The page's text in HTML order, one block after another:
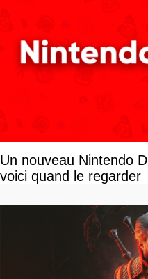
Un nouveau Nintendo
voici quand le regarder